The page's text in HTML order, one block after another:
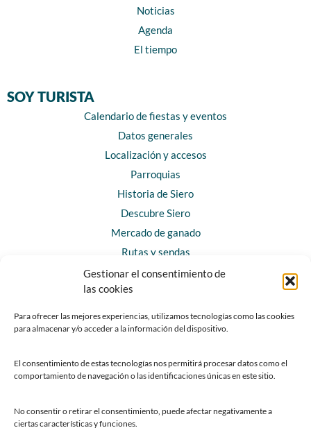
Gestionar el consentimiento de
las cookies
Para ofrecer las mejores experiencias, utilizamos tecnologías como las cookies
para almacenar y/o acceder a la información del dispositivo.
El consentimiento de estas tecnologías nos permitirá procesar datos como el
comportamiento de navegación o las identificaciones únicas en este sitio.
No consentir o retirar el consentimiento, puede afectar negativamente a
ciertas características y funciones.
Noticias
Agenda
El tiempo
SOY TURISTA
Calendario de fiestas y eventos
Datos generales
Localización y accesos
Parroquias
Historia de Siero
Descubre Siero
Mercado de ganado
Rutas y sendas
Horarios y contacto
Teléfonos de interés
Chatbot Siero
SEDES ELECTRÓNICAS
Sede del Ayuntamiento de Siero